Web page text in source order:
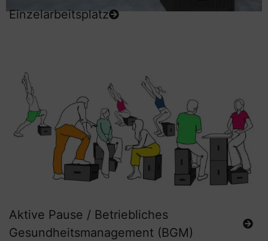
Aktive Pause / Betriebliches
Gesundheitsmanagement (BGM)
Einzelarbeitsplatz